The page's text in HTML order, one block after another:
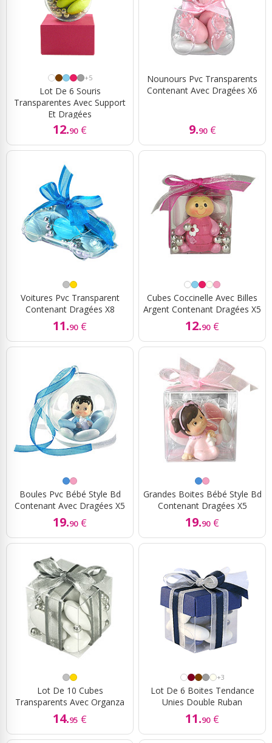
+5
Lot De 6 Souris
Transparentes Avec Support
Et Dragées
12.90 €
Nounours Pvc Transparents
Contenant Avec Dragées X6
9.90 €
Voitures Pvc Transparent
Contenant Dragées X8
11.90 €
Cubes Coccinelle Avec Billes
Argent Contenant Dragées X5
12.90 €
Boules Pvc Bébé Style Bd
Contenant Avec Dragées X5
19.90 €
Grandes Boites Bébé Style Bd
Contenant Dragées X5
19.90 €
Lot De 10 Cubes
Transparents Avec Organza
14.95 €
+3
Lot De 6 Boites Tendance
Unies Double Ruban
11.90 €